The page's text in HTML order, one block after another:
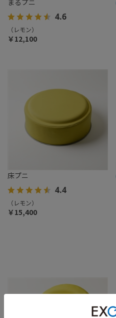
まるプニ
4.6
（レモン）
￥12,100
床プニ
4.4
（レモン）
￥15,400